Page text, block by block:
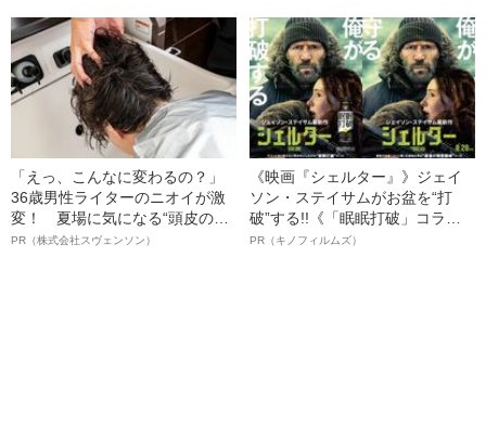
語る”《日本興収70億円突破》
「えっ、こんなに変わるの？」
36歳男性ライターのニオイが激
変！ 夏場に気になる“頭皮のニ
オイ”や“ベタつき”を解消す
PR（株式会社スヴェンソン）
《映画『シェルター』》ジェイ
ソン・ステイサムがお盆を“打
破”する!!《「眠眠打破」コラ
ボ》
PR（キノフィルムズ）